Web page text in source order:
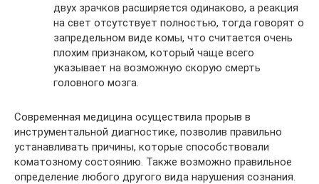
двух зрачков расширяется одинаково, а реакция
на свет отсутствует полностью, тогда говорят о
запредельном виде комы, что считается очень
плохим признаком, который чаще всего
указывает на возможную скорую смерть
головного мозга.
Современная медицина осуществила прорыв в
инструментальной диагностике, позволив правильно
устанавливать причины, которые способствовали
коматозному состоянию. Также возможно правильное
определение любого другого вида нарушения сознания.